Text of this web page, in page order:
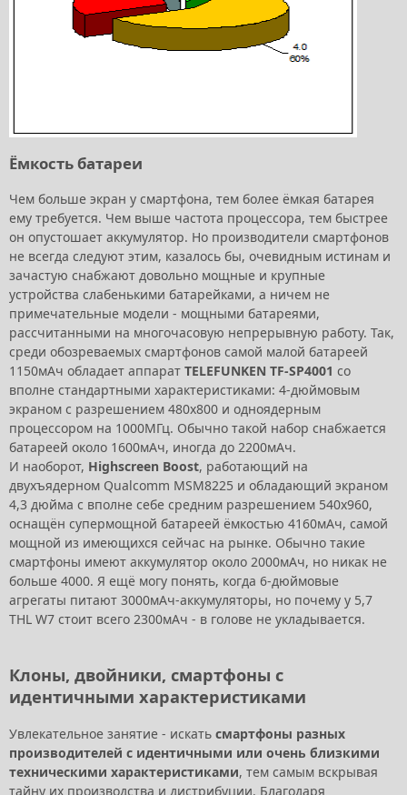
Ёмкость батареи
Чем больше экран у смартфона, тем более ёмкая батарея
ему требуется. Чем выше частота процессора, тем быстрее
он опустошает аккумулятор. Но производители смартфонов
не всегда следуют этим, казалось бы, очевидным истинам и
зачастую снабжают довольно мощные и крупные
устройства слабенькими батарейками, а ничем не
примечательные модели - мощными батареями,
рассчитанными на многочасовую непрерывную работу. Так,
среди обозреваемых смартфонов самой малой батареей
1150мАч обладает аппарат TELEFUNKEN TF-SP4001 со
вполне стандартными характеристиками: 4-дюймовым
экраном с разрешением 480x800 и одноядерным
процессором на 1000МГц. Обычно такой набор снабжается
батареей около 1600мАч, иногда до 2200мАч.
И наоборот, Highscreen Boost, работающий на
двухъядерном Qualcomm MSM8225 и обладающий экраном
4,3 дюйма с вполне себе средним разрешением 540x960,
оснащён супермощной батареей ёмкостью 4160мАч, самой
мощной из имеющихся сейчас на рынке. Обычно такие
смартфоны имеют аккумулятор около 2000мАч, но никак не
больше 4000. Я ещё могу понять, когда 6-дюймовые
агрегаты питают 3000мАч-аккумуляторы, но почему у 5,7
THL W7 стоит всего 2300мАч - в голове не укладывается.
Клоны, двойники, смартфоны с
идентичными характеристиками
Увлекательное занятие - искать смартфоны разных
производителей с идентичными или очень близкими
техническими характеристиками, тем самым вскрывая
тайну их производства и дистрибуции. Благодаря